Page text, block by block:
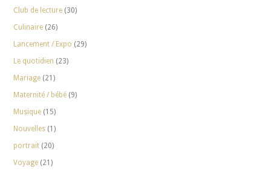
Club de lecture(30)
Culinaire(26)
Lancement / Expo (29)
Le quotidien (23)
Mariage(21)
Maternité / bébé(9)
Musique(15)
Nouvelles(1)
portrait(20)
Voyage(21)